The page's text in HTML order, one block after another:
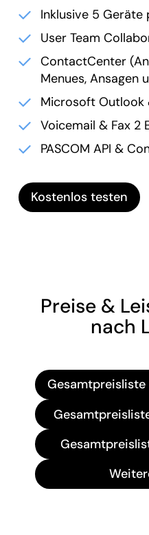
Inklusive 5
User Team
ContactCenter
Menues, Ansagen
Microsoft Outlook
Voicemail & Fax 2
PASCOM API &
Kostenlos testen
Preise &
nach